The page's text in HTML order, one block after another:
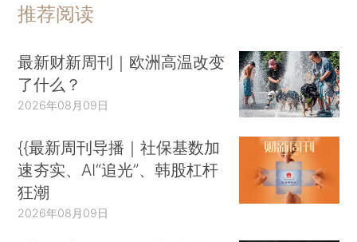
推荐阅读
最新财新周刊｜欧洲高温改变
了什么？
2026年08月09日
{{最新周刊导播｜社保基数加
速夯实、AI“追光”、韩股杠杆
狂潮
2026年08月09日